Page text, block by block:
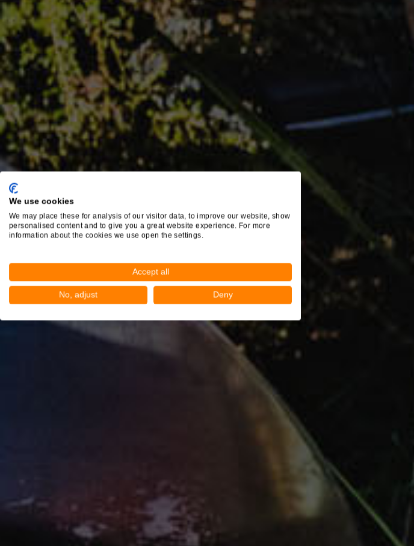
We use cookies
We may place these for analysis of our visitor data, to improve our website, show
personalised content and to give you a great website experience. For more
information about the cookies we use open the settings.
Accept all
No, adjust Deny